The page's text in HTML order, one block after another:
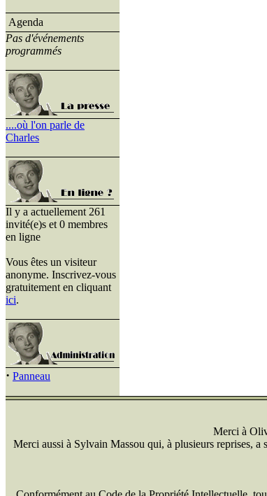
Agenda
Pas d'événements
programmés
....où l'on parle de
Charles
Il y a actuellement 261
invité(e)s et 0 membres
en ligne
Vous êtes un visiteur
anonyme. Inscrivez-vous
gratuitement en cliquant
ici.
· Panneau
Merci à
Merci aussi à Sylvain Massou qui, à plusieurs reprises,